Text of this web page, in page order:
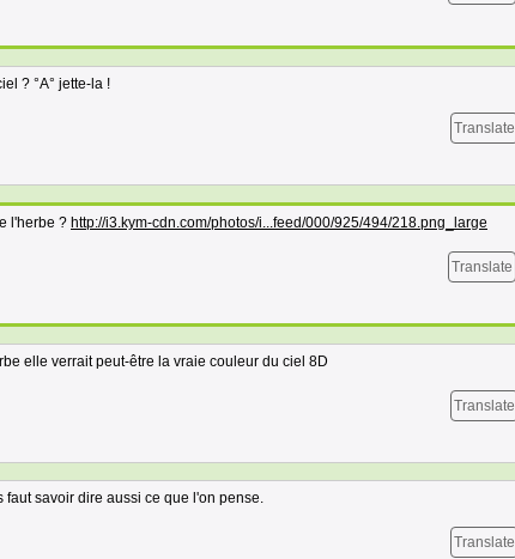
? °A° jette-la !
Translate
l'herbe ? http://i3.kym-cdn.com/photos/i...feed/000/925/494/218.png_large
Translate
elle verrait peut-être la vraie couleur du ciel 8D
Translate
faut savoir dire aussi ce que l'on pense.
Translate